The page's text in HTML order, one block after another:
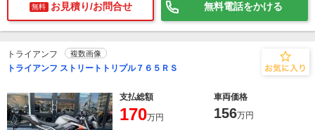
無料 お見積り/お問合せ 無料電話をかける
トライアンフ 複数画像
トライアンフ ストリートトリプル７６５ＲＳ
支払総額 車両価格
170万円 156万円